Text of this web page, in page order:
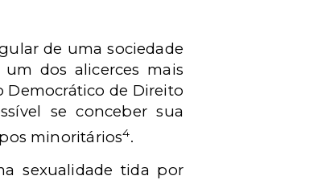
de uma sociedade
dos alicerces mais
Democrático de Direito
se conceber sua
minoritários4.
sexualidade tida por